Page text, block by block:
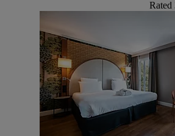
Rated